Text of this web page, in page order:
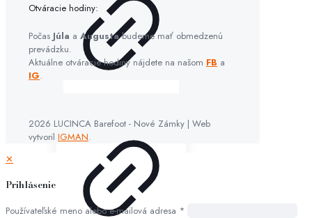
Otváracie hodiny:
Počas Júla a Augustabudeme mať obmedzenú
prevádzku.
Aktuálne otváracie hodiny nájdete na našom FB a
IG.
2026 LUCINCA Barefoot - Nové Zámky | Web
vytvoril IGMAN.
✕
Prihlásenie
Používateľské meno alebo e-mailová adresa *